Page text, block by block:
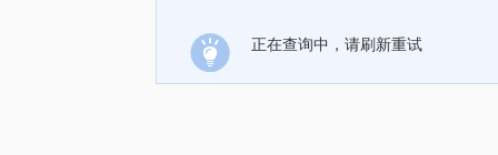
正在查询中，请刷新重试